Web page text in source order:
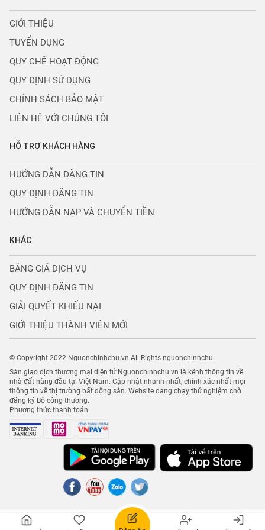
GIỚI THIỆU
TUYỂN DỤNG
QUY CHẾ HOẠT ĐỘNG
QUY ĐỊNH SỬ DỤNG
CHÍNH SÁCH BẢO MẬT
LIÊN HỆ VỚI CHÚNG TÔI
HỖ TRỢ KHÁCH HÀNG
HƯỚNG DẪN ĐĂNG TIN
QUY ĐỊNH ĐĂNG TIN
HƯỚNG DẪN NẠP VÀ CHUYỂN TIỀN
KHÁC
BẢNG GIÁ DỊCH VỤ
QUY ĐỊNH ĐĂNG TIN
GIẢI QUYẾT KHIẾU NẠI
GIỚI THIỆU THÀNH VIÊN MỚI
© Copyright 2022 Nguonchinhchu.vn All Rights nguonchinhchu.
Sàn giao dịch thương mại điện tử Nguonchinhchu.vn là kênh thông tin về
nhà đất hàng đầu tại Việt Nam. Cập nhật nhanh nhất, chính xác nhất mọi
thông tin về thị trường bất động sản. Website đang chạy thử nghiệm chờ
đăng ký Bộ công thương.
Phương thức thanh toán